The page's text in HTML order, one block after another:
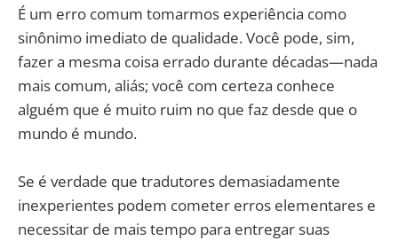
É um erro comum tomarmos experiência como
sinônimo imediato de qualidade. Você pode, sim,
fazer a mesma coisa errado durante décadas—nada
mais comum, aliás; você com certeza conhece
alguém que é muito ruim no que faz desde que o
mundo é mundo.
Se é verdade que tradutores demasiadamente
inexperientes podem cometer erros elementares e
necessitar de mais tempo para entregar suas